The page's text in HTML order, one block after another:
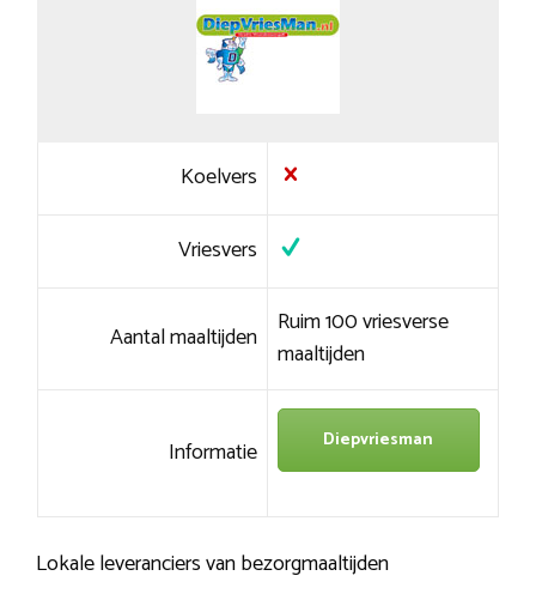
Koelvers
Vriesvers
Aantal maaltijden Ruim 100 vriesverse
maaltijden
Informatie Diepvriesman
Lokale leveranciers van bezorgmaaltijden